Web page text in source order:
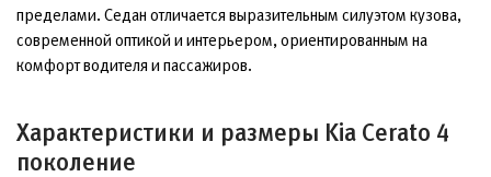
пределами. Седан отличается выразительным силуэтом кузова,
современной оптикой и интерьером, ориентированным на
комфорт водителя и пассажиров.
Характеристики и размеры Kia Cerato 4
поколение